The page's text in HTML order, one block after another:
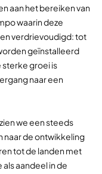
aan het bereiken van
waarin deze
verdrievoudigd: tot
geïnstalleerd
sterke groei is
naar een
we een steeds
naar de ontwikkeling
tot de landen met
aandeel in de